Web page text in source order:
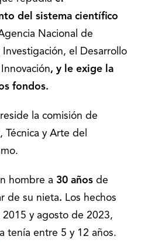
del sistema científico
Nacional de
Investigación, el Desarrollo
Innovación, y le exige la
fondos.
la comisión de
Técnica y Arte del
hombre a 30 años de
de su nieta. Los hechos
y agosto de 2023,
tenía entre 5 y 12 años.